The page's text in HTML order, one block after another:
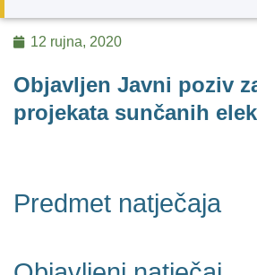
12 rujna, 2020
Objavljen Javni poziv
projekata sunčanih
Predmet natječaja